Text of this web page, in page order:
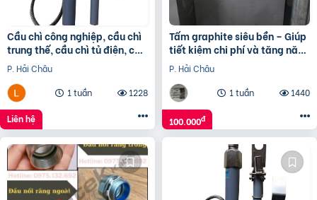
Cầu chì công nghiệp, cầu chì
trung thế, cầu chì tủ điện, cầu
chì trạm biến áp,
P. Hải Châu
1 tuần
1228
Liên hệ
Tấm graphite siêu bền – Giúp
tiết kiệm chi phí và tăng năng
suất
P. Hải Châu
1 tuần
1440
100.000đ